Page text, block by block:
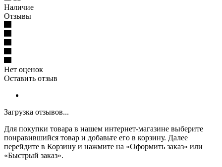
Наличие
Отзывы
Нет оценок
Оставить отзыв
Загрузка отзывов...
Для покупки товара в нашем интернет-магазине выберите
понравившийся товар и добавьте его в корзину. Далее
перейдите в Корзину и нажмите на «Оформить заказ» или
«Быстрый заказ».